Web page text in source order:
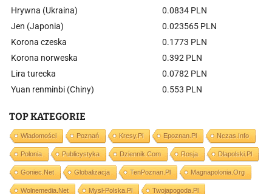
Hrywna (Ukraina)
0.0834 PLN
Jen (Japonia)
0.023565 PLN
Korona czeska
0.1773 PLN
Korona norweska
0.392 PLN
Lira turecka
0.0782 PLN
Yuan renminbi (Chiny)
0.553 PLN
TOP KATEGORIE
Wiadomości Poznań Kresy.pl Epoznan.pl Nczas.info
Polonia Publicystyka Dziennik.com Rosja Dlapolski.pl
Goniec.net Globalizacja TenPoznan.pl Magnapolonia.org
Wolnemedia.net Mysl-Polska.pl Twojapogoda.pl